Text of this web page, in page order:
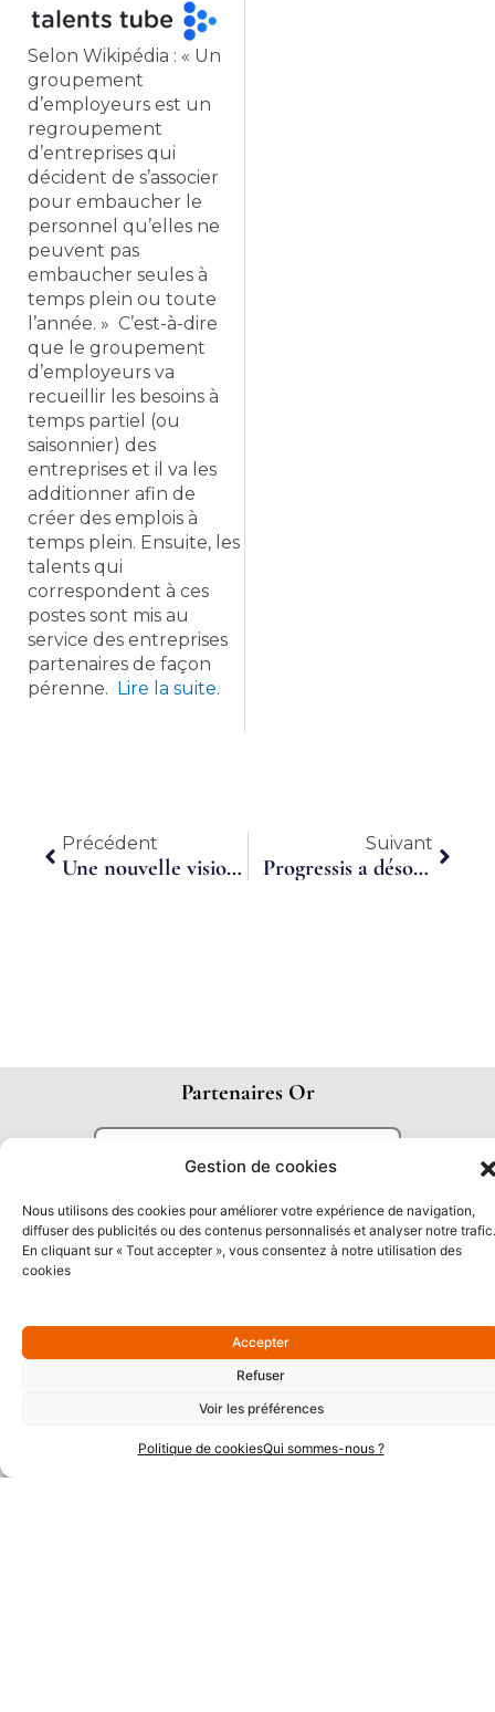
Gestion de cookies
Nous utilisons des cookies pour améliorer votre expérience de navigation,
diffuser des publicités ou des contenus personnalisés et analyser notre trafic.
En cliquant sur « Tout accepter », vous consentez à notre utilisation des
cookies
Accepter
Refuser
Voir les préférences
Politique de cookiesQui sommes-nous ?
Selon Wikipédia : « Un
groupement
d’employeurs est un
regroupement
d’entreprises qui
décident de s’associer
pour embaucher le
personnel qu’elles ne
peuvent pas
embaucher seules à
temps plein ou toute
l’année. » C’est-à-dire
que le groupement
d’employeurs va
recueillir les besoins à
temps partiel (ou
saisonnier) des
entreprises et il va les
additionner afin de
créer des emplois à
temps plein. Ensuite, les
talents qui
correspondent à ces
postes sont mis au
service des entreprises
partenaires de façon
pérenne.
Lire la suite.
Précédent
Précédent
Une nouvelle vision de la relation de l’homme au travail
Suivant
Progressis a désormais pignon sur rue
Partenaires Or
Partenaires Argent